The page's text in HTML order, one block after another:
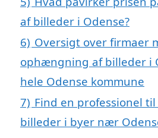
af billeder i Odense?
6) Oversigt over firmaer
ophængning af billeder i
hele Odense kommune
7) Find en professionel
billeder i byer nær